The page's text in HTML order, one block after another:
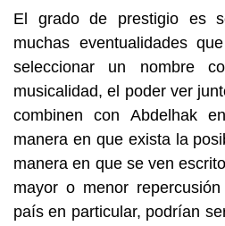
El grado de prestigio es
muchas eventualidades
seleccionar un nombre
musicalidad, el poder ver
combinen con Abdelhak
manera en que exista la
manera en que se ven
mayor o menor
país en particular, podrían